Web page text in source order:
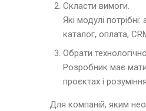
Скласти вимоги.
Які модулі потрібні:
каталог, оплата,
Обрати
Розробник має
проєктах і
Для компаній, яким